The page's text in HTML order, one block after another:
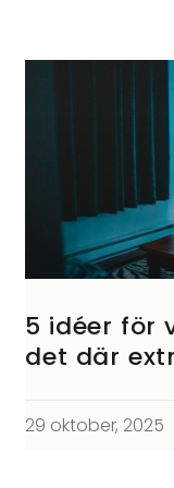
5 idéer för
det där
29 oktober, 2025